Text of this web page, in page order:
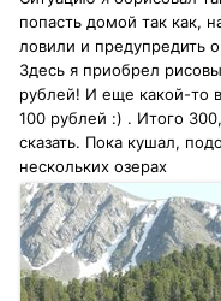
попасть домой так как,
ловили и предупредить
Здесь я приобрел
рублей! И еще какой-то
100 рублей :) . Итого
сказать. Пока кушал,
нескольких озерах